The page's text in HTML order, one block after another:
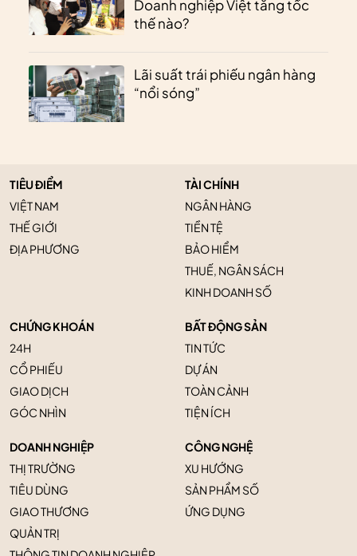
Doanh nghiệp Việt tăng tốc
thế nào?
Lãi suất trái phiếu ngân hàng
“nổi sóng”
TIÊU ĐIỂM
VIỆT NAM
THẾ GIỚI
ĐỊA PHƯƠNG
TÀI CHÍNH
NGÂN HÀNG
TIỀN TỆ
BẢO HIỂM
THUẾ, NGÂN SÁCH
KINH DOANH SỐ
CHỨNG KHOÁN
24H
CỔ PHIẾU
GIAO DỊCH
GÓC NHÌN
BẤT ĐỘNG SẢN
TIN TỨC
DỰ ÁN
TOÀN CẢNH
TIỆN ÍCH
DOANH NGHIỆP
THỊ TRƯỜNG
TIÊU DÙNG
GIAO THƯƠNG
QUẢN TRỊ
CÔNG NGHỆ
XU HƯỚNG
SẢN PHẨM SỐ
ỨNG DỤNG